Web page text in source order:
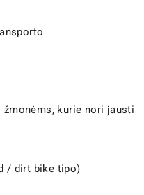
kurie nori jausti
/ dirt bike tipo)